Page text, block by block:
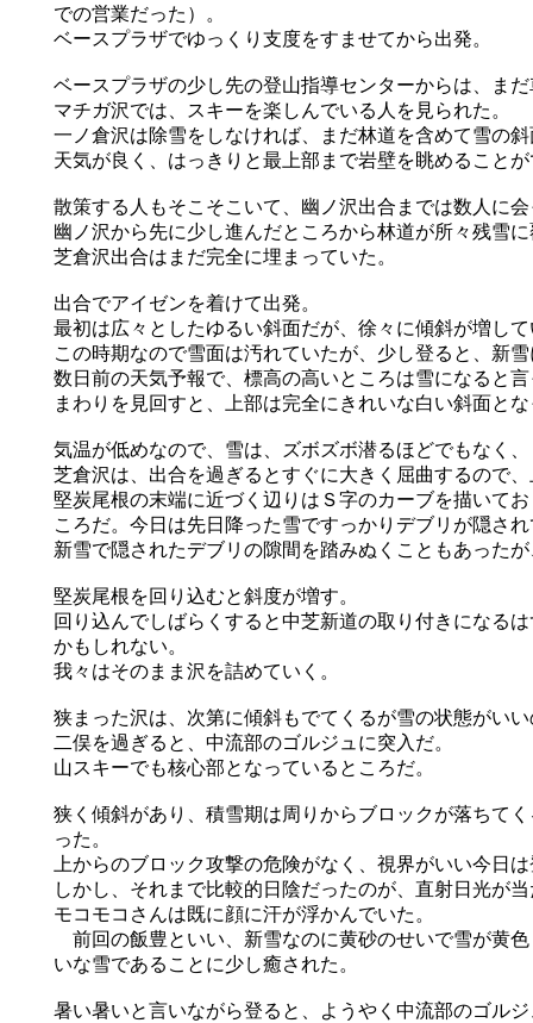
での営業だった）。
ベースプラザでゆっくり支度をすませてから出発。
ベースプラザの少し先の登山指導センターからは、ま
マチガ沢では、スキーを楽しんでいる人を見られた。
一ノ倉沢は除雪をしなければ、まだ林道を含めて雪の
天気が良く、はっきりと最上部まで岩壁を眺めること
散策する人もそこそこいて、幽ノ沢出合までは数人に
幽ノ沢から先に少し進んだところから林道が所々残雪
芝倉沢出合はまだ完全に埋まっていた。
出合でアイゼンを着けて出発。
最初は広々としたゆるい斜面だが、徐々に傾斜が増し
この時期なので雪面は汚れていたが、少し登ると、新
数日前の天気予報で、標高の高いところは雪になると
まわりを見回すと、上部は完全にきれいな白い斜面と
気温が低めなので、雪は、ズボズボ潜るほどでもなく
芝倉沢は、出合を過ぎるとすぐに大きく屈曲するので
堅炭尾根の末端に近づく辺りはＳ字のカーブを描いて
ころだ。今日は先日降った雪ですっかりデブリが隠さ
新雪で隠されたデブリの隙間を踏みぬくこともあった
堅炭尾根を回り込むと斜度が増す。
回り込んでしばらくすると中芝新道の取り付きになる
かもしれない。
我々はそのまま沢を詰めていく。
狭まった沢は、次第に傾斜もでてくるが雪の状態がい
二俣を過ぎると、中流部のゴルジュに突入だ。
山スキーでも核心部となっているところだ。
狭く傾斜があり、積雪期は周りからブロックが落ちて
った。
上からのブロック攻撃の危険がなく、視界がいい今日
しかし、それまで比較的日陰だったのが、直射日光が
モコモコさんは既に顔に汗が浮かんでいた。
前回の飯豊といい、新雪なのに黄砂のせいで雪が黄
いな雪であることに少し癒された。
暑い暑いと言いながら登ると、ようやく中流部のゴル